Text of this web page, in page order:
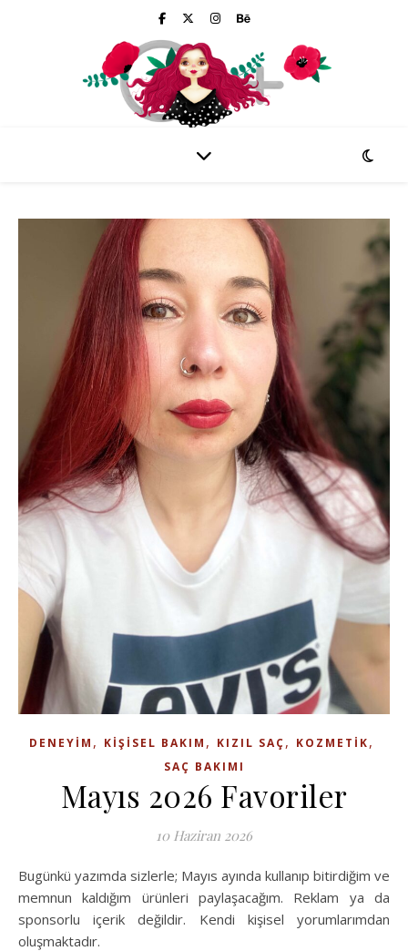
DENEYIM , KIŞISEL BAKIM , KIZIL SAÇ, KOZMETIK,
SAÇ BAKIMI
Mayıs 2026 Favoriler
10 Haziran 2026
Bugünkü yazımda sizlerle; Mayıs ayında kullanıp bitirdiğim ve
memnun kaldığım ürünleri paylaşacağım. Reklam ya da
sponsorlu içerik değildir. Kendi kişisel yorumlarımdan
oluşmaktadır.